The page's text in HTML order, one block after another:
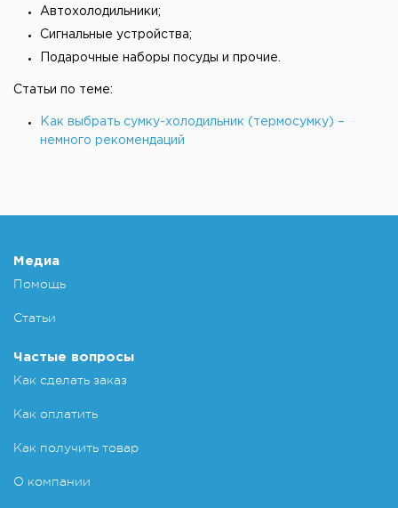
Автохолодильники;
Сигнальные устройства;
Подарочные наборы посуды и прочие.
Статьи по теме:
Как выбрать сумку-холодильник (термосумку) –
немного рекомендаций
Медиа
Помощь
Статьи
Частые вопросы
Как сделать заказ
Как оплатить
Как получить товар
О компании